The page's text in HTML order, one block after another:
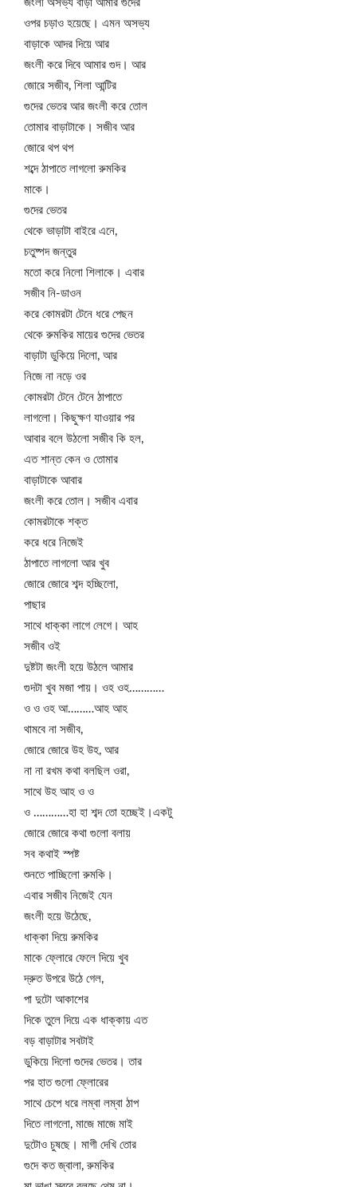
জংলী অসভ্য বাড়া আমার গুদের
ওপর চড়াও হয়েছে। এমন অসভ্য
বাড়াকে আদর দিয়ে আর
জংলী করে দিবে আমার গুদ। আর
জোরে সজীব, শিলা আন্টির
গুদের ভেতর আর জংলী করে তোল
তোমার বাড়াটাকে। সজীব আর
জোরে থপ থপ
শব্দে ঠাপাতে লাগলো রুমকির
মাকে।
গুদের ভেতর
থেকে ভাড়াটা বাইরে এনে,
চতুষ্পদ জন্তুর
মতো করে নিলো শিলাকে। এবার
সজীব নি-ডাওন
করে কোমরটা টেনে ধরে পেছন
থেকে রুমকির মায়ের গুদের ভেতর
বাড়াটা ডুকিয়ে দিলো, আর
নিজে না নড়ে ওর
কোমরটা টেনে টেনে ঠাপাতে
লাগলো। কিছুক্ষণ যাওয়ার পর
আবার বলে উঠলো সজীব কি হল,
এত শান্ত কেন ও তোমার
বাড়াটাকে আবার
জংলী করে তোল। সজীব এবার
কোমরটাকে শক্ত
করে ধরে নিজেই
ঠাপাতে লাগলো আর খুব
জোরে জোরে শব্দ হচ্ছিলো,
পাছার
সাথে ধাক্কা লাগে লেগে। আহ
সজীব ওই
দুষ্টটা জংলী হয়ে উঠলে আমার
গুদটা খুব মজা পায়। ওহ ওহ…………
ও ও ওহ আ………আহ আহ
থামবে না সজীব,
জোরে জোরে উহ উহ, আর
না না রখম কথা বলছিল ওরা,
সাথে উহ আহ ও ও
ও …………হা হা শব্দ তো হচ্ছেই।একটু
জোরে জোরে কথা গুলো বলায়
সব কথাই স্পষ্ট
শুনতে পাচ্ছিলো রুমকি।
এবার সজীব নিজেই যেন
জংলী হয়ে উঠেছে,
ধাক্কা দিয়ে রুমকির
মাকে ফ্লোরে ফেলে দিয়ে খুব
দ্রুত উপরে উঠে গেল,
পা দুটো আকাশের
দিকে তুলে দিয়ে এক ধাক্কায় এত
বড় বাড়াটার সবটাই
ডুকিয়ে দিলো গুদের ভেতর। তার
পর হাত গুলো ফ্লোরের
সাথে চেপে ধরে লম্বা লম্বা ঠাপ
দিতে লাগলো, মাজে মাজে মাই
দুটোও চুষছে। মাগী দেখি তোর
গুদে কত জ্বালা, রুমকির